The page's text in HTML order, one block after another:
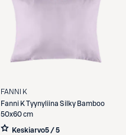
FANNI K
Fanni KTyynyliina Silky Bamboo
50x60 cm
Keskiarvo5 / 5